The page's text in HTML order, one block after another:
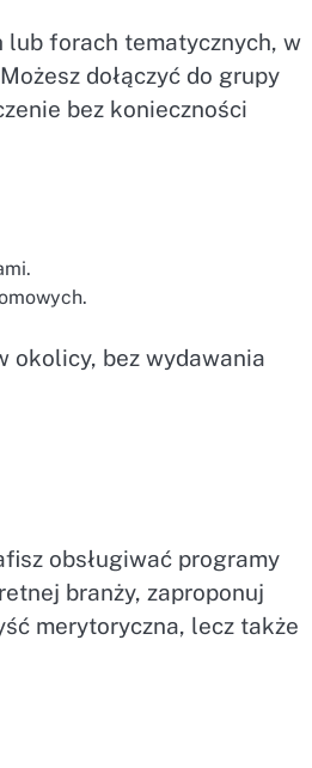
lub forach tematycznych, w
dołączyć do grupy
bez konieczności
okolicy, bez wydawania
obsługiwać programy
branży, zaproponuj
merytoryczna, lecz także